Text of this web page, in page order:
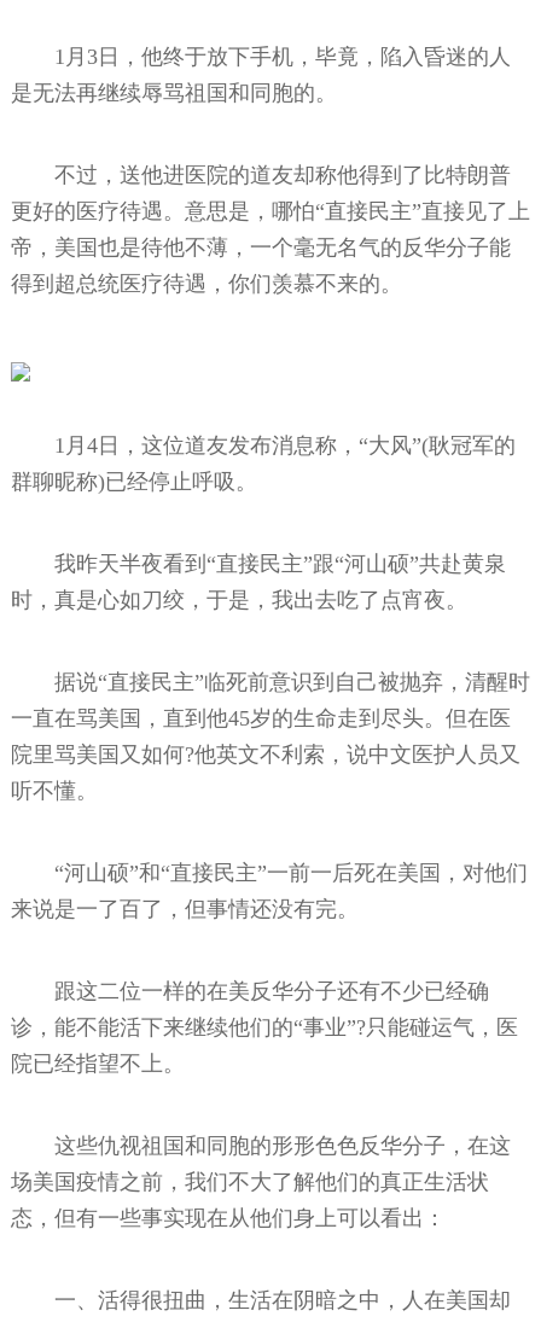
1月3日，他终于放下手机，毕竟，陷入昏迷的人
是无法再继续辱骂祖国和同胞的。
不过，送他进医院的道友却称他得到了比特朗普
更好的医疗待遇。意思是，哪怕“直接民主”直接见了上
帝，美国也是待他不薄，一个毫无名气的反华分子能
得到超总统医疗待遇，你们羡慕不来的。
1月4日，这位道友发布消息称，“大风”(耿冠军的
群聊昵称)已经停止呼吸。
我昨天半夜看到“直接民主”跟“河山硕”共赴黄泉
时，真是心如刀绞，于是，我出去吃了点宵夜。
据说“直接民主”临死前意识到自己被抛弃，清醒时
一直在骂美国，直到他45岁的生命走到尽头。但在医
院里骂美国又如何?他英文不利索，说中文医护人员又
听不懂。
“河山硕”和“直接民主”一前一后死在美国，对他们
来说是一了百了，但事情还没有完。
跟这二位一样的在美反华分子还有不少已经确
诊，能不能活下来继续他们的“事业”?只能碰运气，医
院已经指望不上。
这些仇视祖国和同胞的形形色色反华分子，在这
场美国疫情之前，我们不大了解他们的真正生活状
态，但有一些事实现在从他们身上可以看出：
一、活得很扭曲，生活在阴暗之中，人在美国却